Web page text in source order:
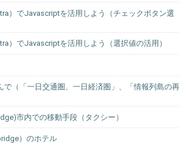
）でJavascriptを活用しよう（チェックボタン選
）でJavascriptを活用しよう（選択値の活用）
で（「一日交通圏、一日経済圏」、「情報列島の再
市内での移動手段（タクシー）
）のホテル